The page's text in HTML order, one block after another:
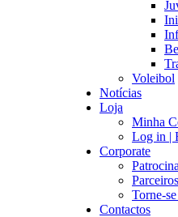
Voleibol
Notícias
Loja
Minha
Log in |
Corporate
Parceiros
Torne-
Contactos